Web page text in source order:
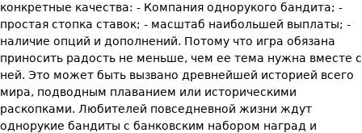
конкретные качества: - Компания однорукого бандита; -
простая стопка ставок; - масштаб наибольшей выплаты; -
наличие опций и дополнений. Потому что игра обязана
приносить радость не меньше, чем ее тема нужна вместе с
ней. Это может быть вызвано древнейшей историей всего
мира, подводным плаванием или историческими
раскопками. Любителей повседневной жизни ждут
однорукие бандиты с банковским набором наград и